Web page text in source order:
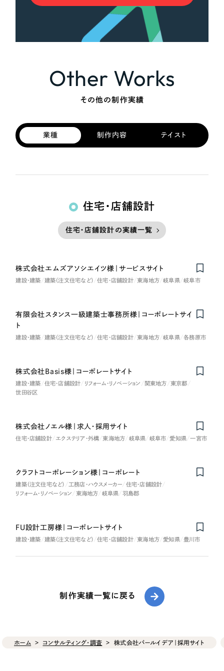
Other Works
その他の制作実績
業種 制作内容 テイスト
住宅・店舗設計
住宅・店舗設計の実績一覧
株式会社エムズアソシエイツ様｜サービスサイト
建設・建築 建築（注文住宅など） 住宅・店舗設計 東海地方 岐阜県 岐阜市
有限会社スタンス一級建築士事務所様｜コーポレートサイ
ト
建設・建築 建築（注文住宅など） 住宅・店舗設計 東海地方 岐阜県 各務原市
株式会社Basis様｜コーポレートサイト
建設・建築 住宅・店舗設計 リフォーム・リノベーション 関東地方
東京都
世田谷区
株式会社ノエル様｜求人・採用サイト
住宅・店舗設計 エクステリア・外構 東海地方 岐阜県 岐阜市 愛知県 一宮市
クラフトコーポレーション様｜コーポレート
建築（注文住宅など） 工務店・ハウスメーカー
住宅・店舗設計
リフォーム・リノベーション
東海地方 岐阜県 羽島郡
FU設計工房様｜コーポレートサイト
建設・建築 建築（注文住宅など） 住宅・店舗設計 東海地方 愛知県 豊川市
制作実績一覧に戻る
ホーム コンサルティング・調査 株式会社パールイデア｜採用サイト